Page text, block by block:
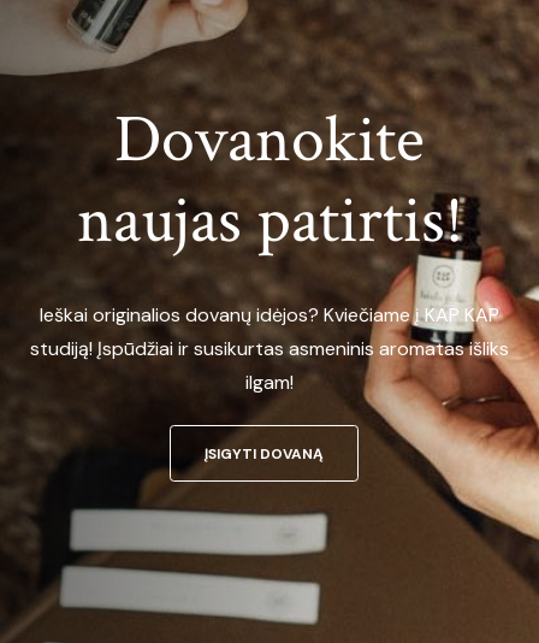
Dovanokite
naujas patirtis!
Ieškai originalios dovanų idėjos? Kviečiame į KAP KAP
studiją! Įspūdžiai ir susikurtas asmeninis aromatas išliks
ilgam!
ĮSIGYTI DOVANĄ